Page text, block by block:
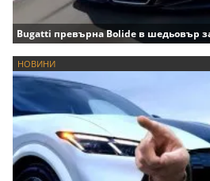
Bugatti превърна Bolide в шедьовър
НОВИНИ